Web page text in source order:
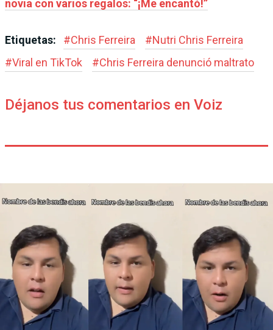
novia con varios regalos: “¡Me encantó!”
Etiquetas: #Chris Ferreira #Nutri Chris Ferreira
#Viral en TikTok #Chris Ferreira denunció maltrato
Déjanos tus comentarios en Voiz